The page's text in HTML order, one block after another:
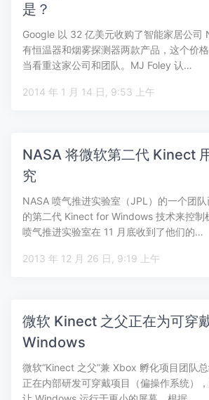
是？
Google 以 32 亿美元收购了智能家居公司
有恒温器和烟雾探测器两款产品，这个价
当看重这家公司和团队。MJ Foley 认…
2014 年 1 月 14 日, 9:53 上午
NASA 将微软第二代 Kinect
究
NASA 喷气推进实验室（JPL）的一个团
的第二代 Kinect for Windows 技术来控制
喷气推进实验室在 11 月底收到了他们的…
2013 年 12 月 26 日, 9:19 上午
微软 Kinect 之父正在为可穿
Windows
微软“Kinect 之父”兼 Xbox 孵化项目团队
正在内部研发可穿戴项目（偏操作系统）